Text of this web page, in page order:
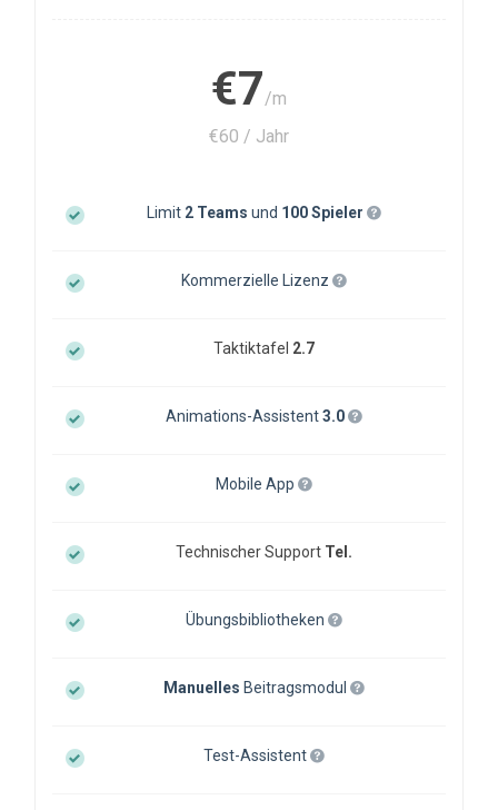
€7/m
€60 / Jahr
Limit 2 Teams und 100 Spieler
Kommerzielle Lizenz
Taktiktafel 2.7
Animations-Assistent3.0
Mobile App
Technischer Support Tel.
Übungsbibliotheken
Manuelles Beitragsmodul
Test-Assistent